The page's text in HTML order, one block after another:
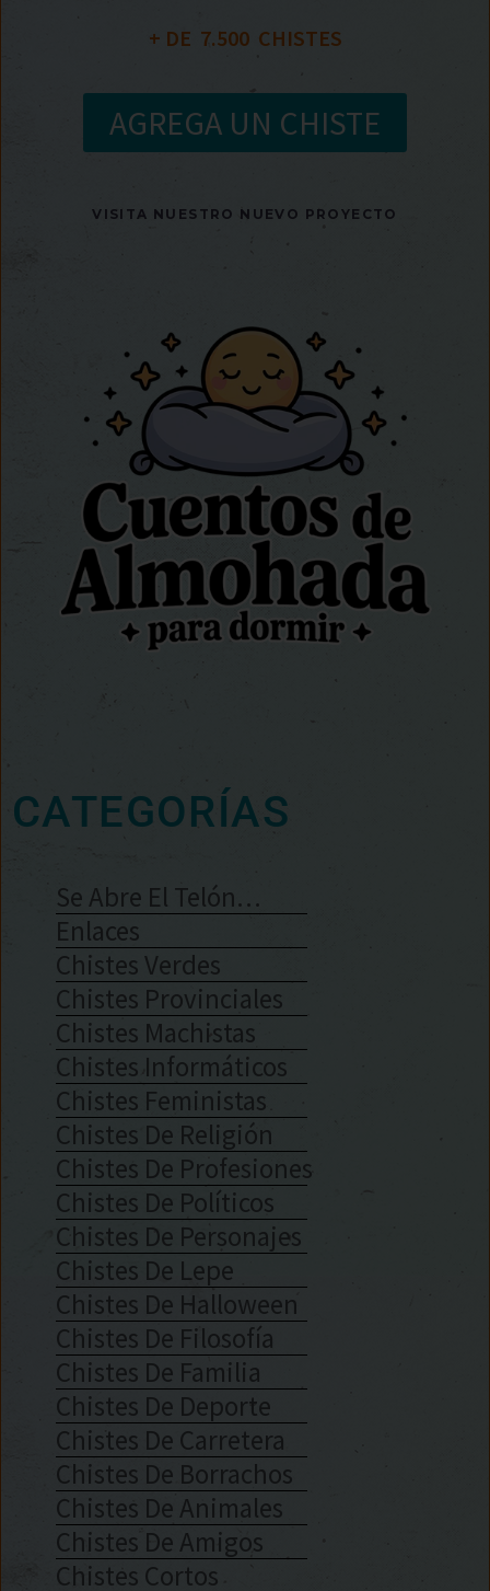
+ DE 7.500
  CHISTES
AGREGA UN CHISTE
VISITA NUESTRO NUEVO PROYECTO
CATEGORÍAS
Se Abre El Telón…
Enlaces
Chistes Verdes
Chistes Provinciales
Chistes Machistas
Chistes Informáticos
Chistes Feministas
Chistes De Religión
Chistes De Profesiones
Chistes De Políticos
Chistes De Personajes
Chistes De Lepe
Chistes De Halloween
Chistes De Filosofía
Chistes De Familia
Chistes De Deporte
Chistes De Carretera
Chistes De Borrachos
Chistes De Animales
Chistes De Amigos
Chistes Cortos